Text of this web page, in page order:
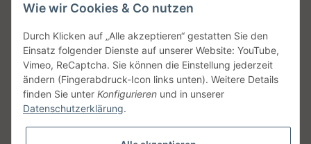
Unsere Versanddienstleister
Unsere Communities
Wie wir Cookies & Co nutzen
Durch Klicken auf „Alle akzeptieren“ gestatten Sie den
Einsatz folgender Dienste auf unserer Website: YouTube,
Vimeo, ReCaptcha. Sie können die Einstellung jederzeit
ändern (Fingerabdruck-Icon links unten). Weitere Details
finden Sie unter Konfigurieren und in unserer
Datenschutzerklärung.